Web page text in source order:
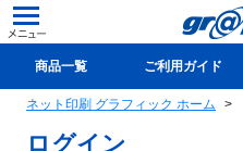
商品一覧 ご利用ガイド
新規会員登録(無料)
ネット印刷 グラフィック ホーム
ログイン